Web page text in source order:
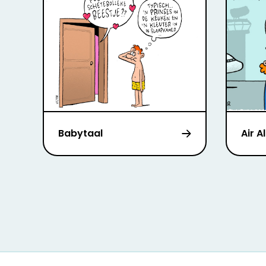
Babytaal Air